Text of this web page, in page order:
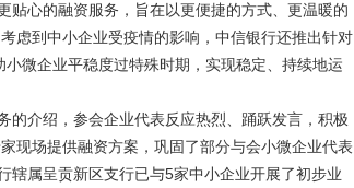
贴心的融资服务，旨在以更便捷的方式、更温暖的
虑到中小企业受疫情的影响，中信银行还推出针对
微企业平稳度过特殊时期，实现稳定、持续地运
介绍，参会企业代表反应热烈、踊跃发言，积极
现场提供融资方案，巩固了部分与会小微企业代表
辖属呈贡新区支行已与5家中小企业开展了初步业